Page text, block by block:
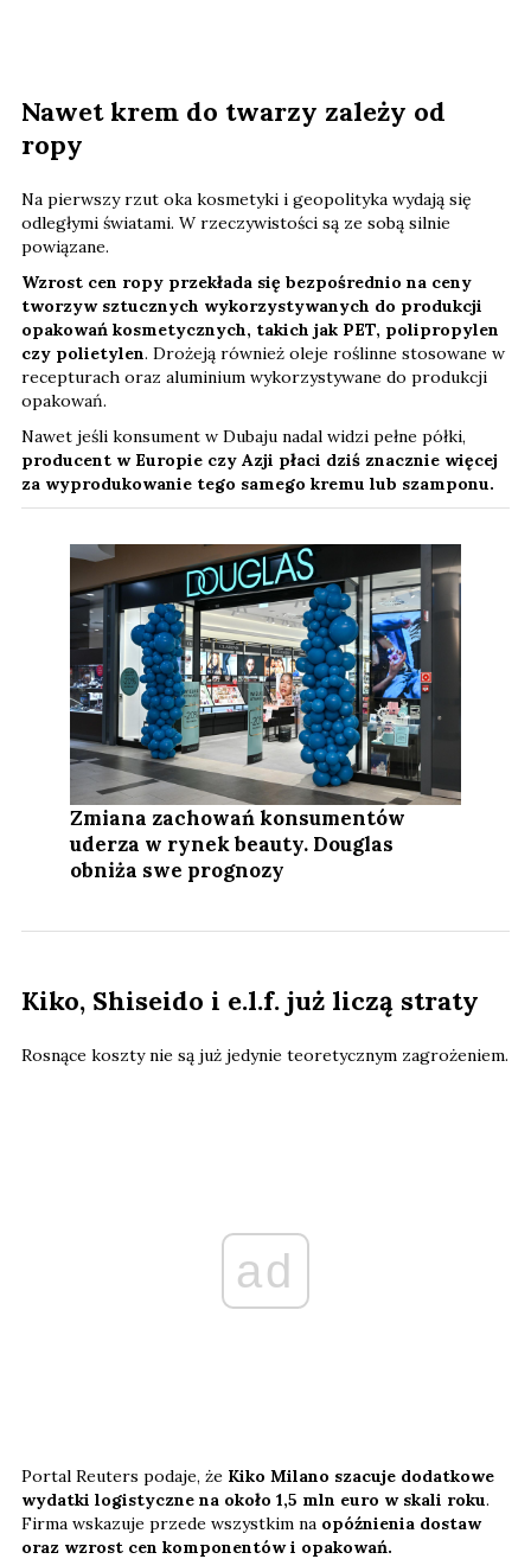
Nawet krem do twarzy zależy od
ropy
Na pierwszy rzut oka kosmetyki i geopolityka wydają się
odległymi światami. W rzeczywistości są ze sobą silnie
powiązane.
Wzrost cen ropy przekłada się bezpośrednio na ceny
tworzyw sztucznych wykorzystywanych do produkcji
opakowań kosmetycznych, takich jak PET, polipropylen
czy polietylen. Drożeją również oleje roślinne stosowane w
recepturach oraz aluminium wykorzystywane do produkcji
opakowań.
Nawet jeśli konsument w Dubaju nadal widzi pełne półki,
producent w Europie czy Azji płaci dziś znacznie więcej
za wyprodukowanie tego samego kremu lub szamponu.
Zmiana zachowań konsumentów
uderza w rynek beauty. Douglas
obniża swe prognozy
Kiko, Shiseido i e.l.f. już liczą straty
Rosnące koszty nie są już jedynie teoretycznym zagrożeniem.
ad
Portal Reuters podaje, że Kiko Milano szacuje dodatkowe
wydatki logistyczne na około 1,5 mln euro w skali roku.
Firma wskazuje przede wszystkim na opóźnienia dostaw
oraz wzrost cen komponentów i opakowań.